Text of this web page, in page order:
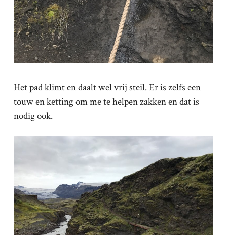
Het pad klimt en daalt wel vrij steil. Er is zelfs een
touw en ketting om me te helpen zakken en dat is
nodig ook.